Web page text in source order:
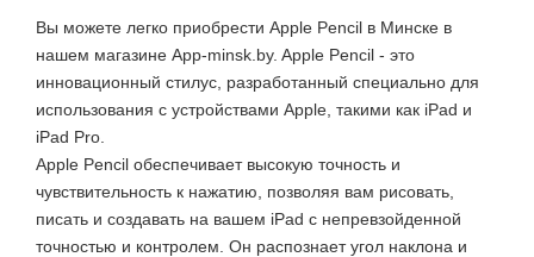
Вы можете легко приобрести Apple Pencil в Минске в
нашем магазине App-minsk.by. Apple Pencil - это
инновационный стилус, разработанный специально для
использования с устройствами Apple, такими как iPad и
iPad Pro.
Apple Pencil обеспечивает высокую точность и
чувствительность к нажатию, позволяя вам рисовать,
писать и создавать на вашем iPad с непревзойденной
точностью и контролем. Он распознает угол наклона и